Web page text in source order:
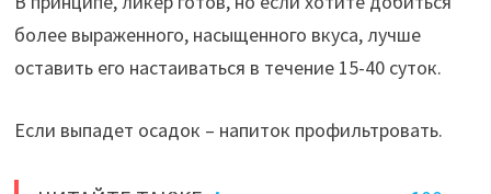
более выраженного, насыщенного вкуса, лучше
оставить его настаиваться в течение 15-40 суток.
Если выпадет осадок – напиток профильтровать.